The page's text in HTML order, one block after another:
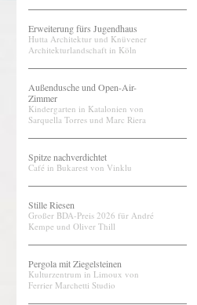
Erweiterung fürs Jugendhaus
Hutta Architektur und Knüvener
Architekturlandschaft in Köln
Außendusche und Open-Air-
Zimmer
Kindergarten in Katalonien von
Sarquella Torres und Marc Riera
Spitze nachverdichtet
Café in Bukarest von Vinklu
Stille Riesen
Großer BDA-Preis 2026 für André
Kempe und Oliver Thill
Pergola mit Ziegelsteinen
Kulturzentrum in Limoux von
Ferrier Marchetti Studio